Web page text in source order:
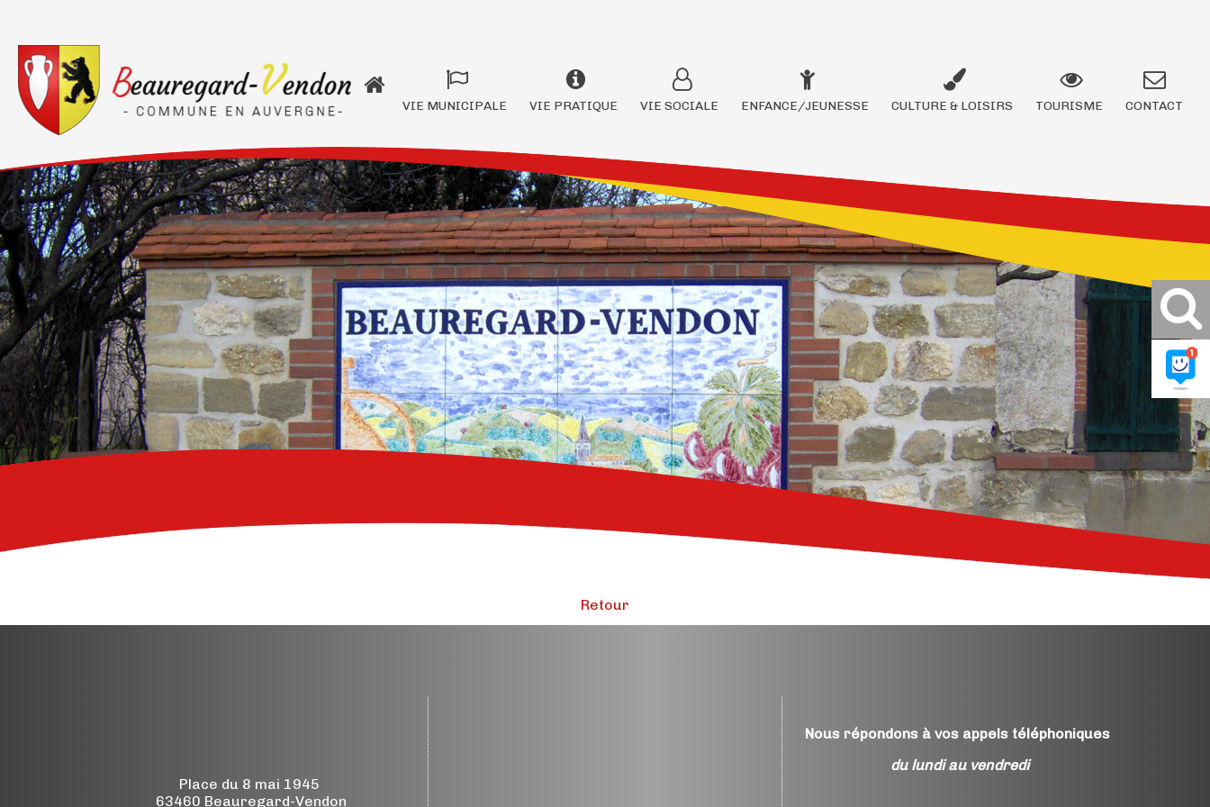
VIE MUNICIPALE VIE PRATIQUE VIE SOCIALE ENFANCE/JEUNESSE CULTURE & LOISIRS TOURISME CONTACT
Retour
Place du 8 mai 1945
63460 Beauregard-Vendon
Nous répondons à vos appels téléphoniques
du lundi au vendredi